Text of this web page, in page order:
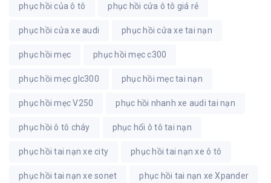
phục hồi của ô tô phục hồi cửa ô tô giá rẻ
phục hồi cửa xe audi phục hồi cửa xe tai nạn
phục hồi mẹc phục hồi mẹc c300
phục hồi mẹc glc300 phục hồi mẹc tai nạn
phục hồi mẹc V250 phục hồi nhanh xe audi tai nạn
phục hồi ô tô cháy phục hổi ô tô tai nạn
phục hồi tai nạn xe city phục hồi tai nạn xe ô tô
phục hồi tai nạn xe sonet phục hồi tai nạn xe Xpander